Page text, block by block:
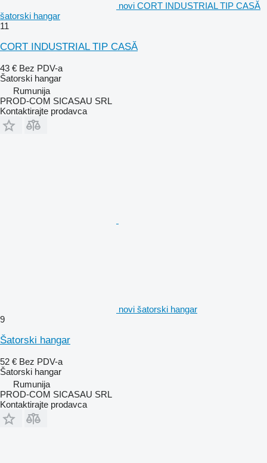
novi CORT INDUSTRIAL TIP CASĂ
šatorski hangar
11
CORT INDUSTRIAL TIP CASĂ
43 € Bez PDV-a
Šatorski hangar
Rumunija
PROD-COM SICASAU SRL
Kontaktirajte prodavca
novi šatorski hangar
9
Šatorski hangar
52 € Bez PDV-a
Šatorski hangar
Rumunija
PROD-COM SICASAU SRL
Kontaktirajte prodavca